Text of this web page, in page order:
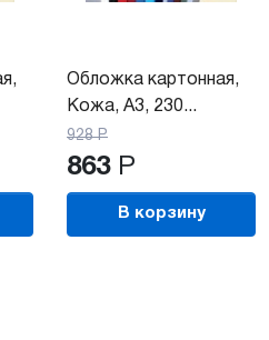
Обложка картонная,
Кожа, A3, 230...
928 Р
863 Р
В корзину